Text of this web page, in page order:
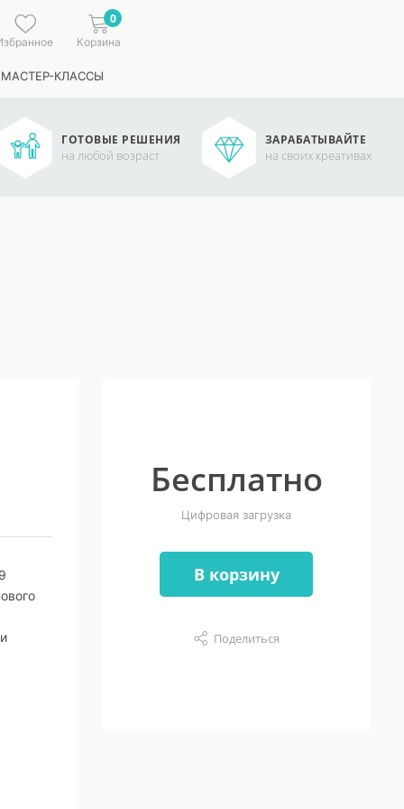
0
Корзина
КЛАССЫ
ГОТОВЫЕ РЕШЕНИЯ
на любой возраст
ЗАРАБАТЫВАЙТЕ
на своих креативах
Бесплатно
Цифровая загрузка
В корзину
Поделиться